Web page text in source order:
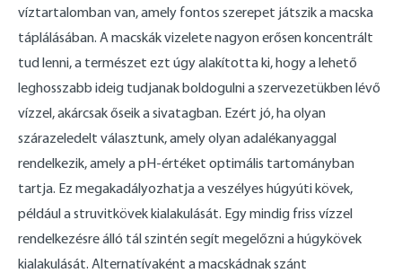
víztartalomban van, amely fontos szerepet játszik a macska
táplálásában. A macskák vizelete nagyon erősen koncentrált
tud lenni, a természet ezt úgy alakította ki, hogy a lehető
leghosszabb ideig tudjanak boldogulni a szervezetükben lévő
vízzel, akárcsak őseik a sivatagban. Ezért jó, ha olyan
szárazeledelt választunk, amely olyan adalékanyaggal
rendelkezik, amely a pH-értéket optimális tartományban
tartja. Ez megakadályozhatja a veszélyes húgyúti kövek,
például a struvitkövek kialakulását. Egy mindig friss vízzel
rendelkezésre álló tál szintén segít megelőzni a húgykövek
kialakulását. Alternatívaként a macskádnak szánt